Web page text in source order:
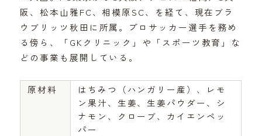
阪、松本山雅FC、相模原SC、を経て、現在ブラ
ウブリッツ秋田に所属。プロサッカー選手を務め
る傍ら、「GKクリニック」や「スポーツ教育」な
どの事業も展開している。
原材料
はちみつ（ハンガリー産）、レモ
ン果汁、生姜、生姜パウダー、シ
ナモン、クローブ、カイエンペッ
パー